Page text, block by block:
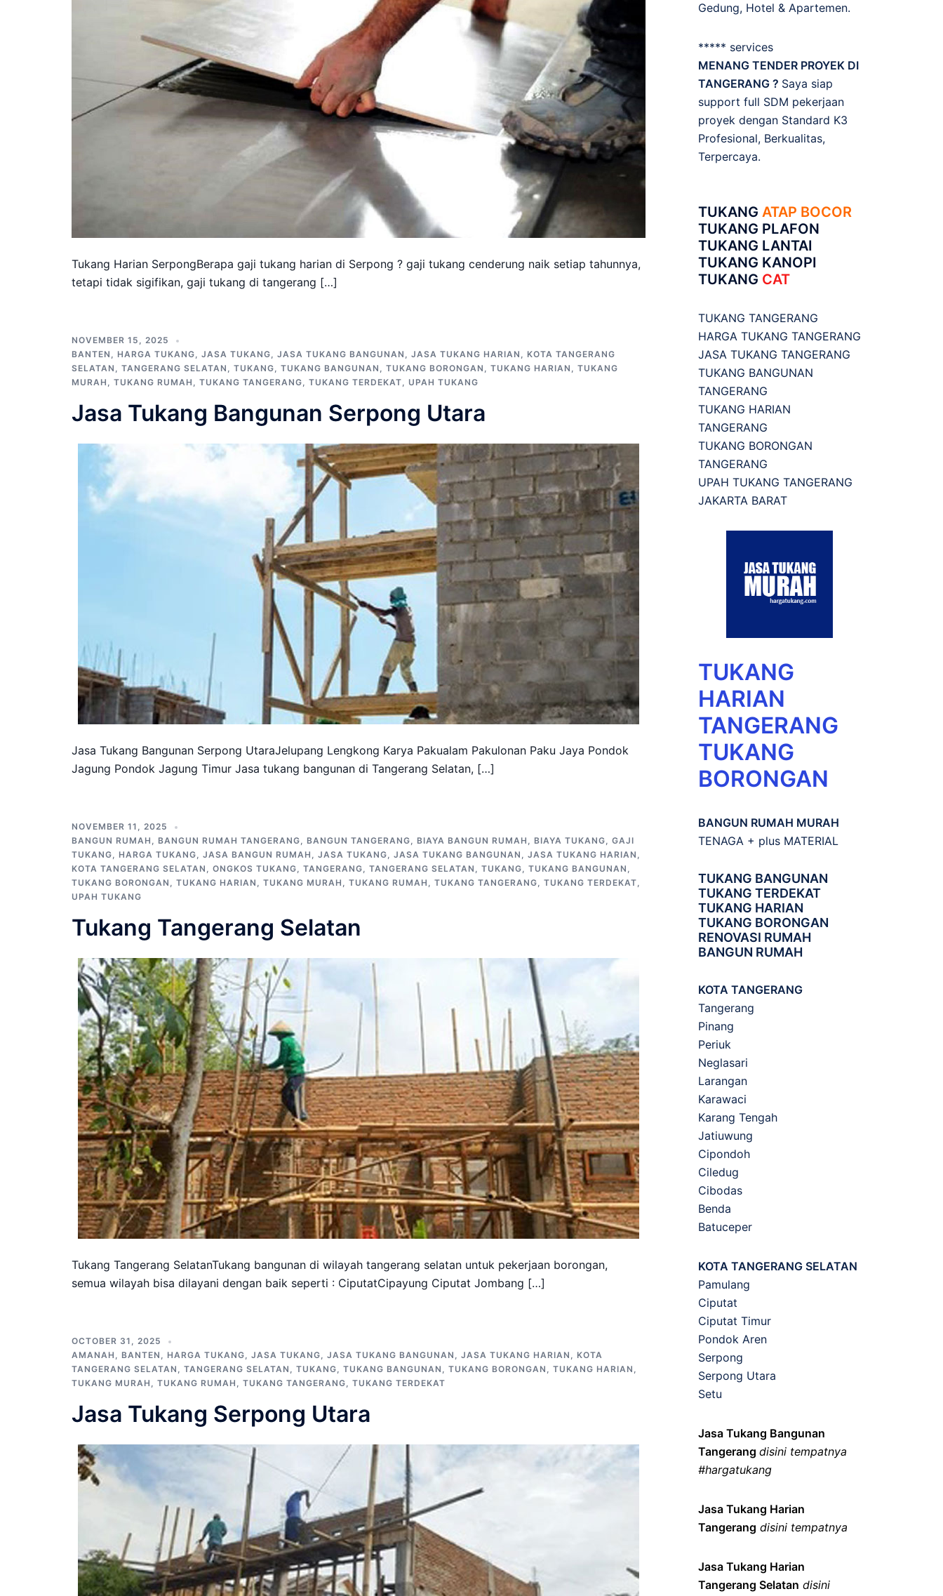
Tukang Harian SerpongBerapa gaji tukang harian di Serpong ? gaji tukang cenderung naik setiap tahunnya,
tetapi tidak sigifikan, gaji tukang di tangerang […]
NOVEMBER 15, 2025
BANTEN
HARGA TUKANG JASA TUKANG JASA TUKANG BANGUNAN JASA TUKANG HARIAN
KOTA TANGERANG
SELATAN
TANGERANG SELATAN TUKANG TUKANG BANGUNAN TUKANG BORONGAN TUKANG HARIAN
TUKANG
MURAH
TUKANG RUMAH TUKANG TANGERANG TUKANG TERDEKAT UPAH TUKANG
Jasa Tukang Bangunan Serpong Utara
Jasa Tukang Bangunan Serpong UtaraJelupang Lengkong Karya Pakualam Pakulonan Paku Jaya Pondok
Jagung Pondok Jagung Timur Jasa tukang bangunan di Tangerang Selatan, […]
NOVEMBER 11, 2025
BANGUN RUMAH
BANGUN RUMAH TANGERANG BANGUN TANGERANG BIAYA BANGUN RUMAH BIAYA TUKANG
GAJI
TUKANG
HARGA TUKANG JASA BANGUN RUMAH JASA TUKANG JASA TUKANG BANGUNAN JASA TUKANG HARIAN
KOTA TANGERANG SELATAN
ONGKOS TUKANG TANGERANG TANGERANG SELATAN TUKANG TUKANG BANGUNAN
TUKANG BORONGAN
TUKANG HARIAN TUKANG MURAH TUKANG RUMAH TUKANG TANGERANG TUKANG TERDEKAT
UPAH TUKANG
Tukang Tangerang Selatan
Tukang Tangerang SelatanTukang bangunan di wilayah tangerang selatan untuk pekerjaan borongan,
semua wilayah bisa dilayani dengan baik seperti : CiputatCipayung Ciputat Jombang […]
OCTOBER 31, 2025
AMANAH
BANTEN HARGA TUKANG JASA TUKANG JASA TUKANG BANGUNAN JASA TUKANG HARIAN
KOTA
TANGERANG SELATAN
TANGERANG SELATAN TUKANG TUKANG BANGUNAN TUKANG BORONGAN TUKANG HARIAN
TUKANG MURAH
TUKANG RUMAH TUKANG TANGERANG TUKANG TERDEKAT
Jasa Tukang Serpong Utara
Gedung, Hotel & Apartemen.
***** services
MENANG TENDER PROYEK DI
TANGERANG ? Saya siap
support full SDM pekerjaan
proyek dengan Standard K3
Profesional, Berkualitas,
Terpercaya.
TUKANG ATAP BOCOR
TUKANG PLAFON
TUKANG LANTAI
TUKANG KANOPI
TUKANG CAT
TUKANG TANGERANG
HARGA TUKANG TANGERANG
JASA TUKANG TANGERANG
TUKANG BANGUNAN
TANGERANG
TUKANG HARIAN
TANGERANG
TUKANG BORONGAN
TANGERANG
UPAH TUKANG TANGERANG
JAKARTA BARAT
TUKANG
HARIAN
TANGERANG
TUKANG
BORONGAN
BANGUN RUMAH MURAH
TENAGA + plus MATERIAL
TUKANG BANGUNAN
TUKANG TERDEKAT
TUKANG HARIAN
TUKANG BORONGAN
RENOVASI RUMAH
BANGUN RUMAH
KOTA TANGERANG
Tangerang
Pinang
Periuk
Neglasari
Larangan
Karawaci
Karang Tengah
Jatiuwung
Cipondoh
Ciledug
Cibodas
Benda
Batuceper
KOTA TANGERANG SELATAN
Pamulang
Ciputat
Ciputat Timur
Pondok Aren
Serpong
Serpong Utara
Setu
Jasa Tukang Bangunan
Tangerang disini tempatnya
#hargatukang
Jasa Tukang Harian
Tangerang disini tempatnya
Jasa Tukang Harian
Tangerang Selatan disini